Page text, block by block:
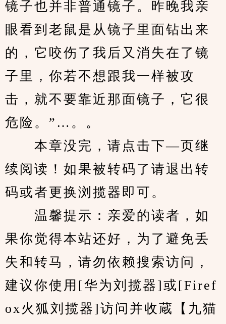
镜子也并非普通镜子。昨晚我亲
眼看到老鼠是从镜子里面钻出来
的，它咬伤了我后又消失在了镜
子里，你若不想跟我一样被攻
击，就不要靠近那面镜子，它很
危险。”…。。
本章没完，请点击下—页继
续阅读！如果被转码了请退出转
码或者更换浏揽器即可。
温馨提示：亲爱的读者，如
果你觉得本站还好，为了避免丢
失和转马，请勿依赖搜索访问，
建议你使用[华为刘揽器]或[Firef
ox火狐刘揽器]访问并收蔵【九猫